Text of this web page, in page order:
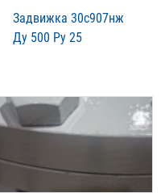
Задвижка 30с907нж
Ду 500 Ру 25